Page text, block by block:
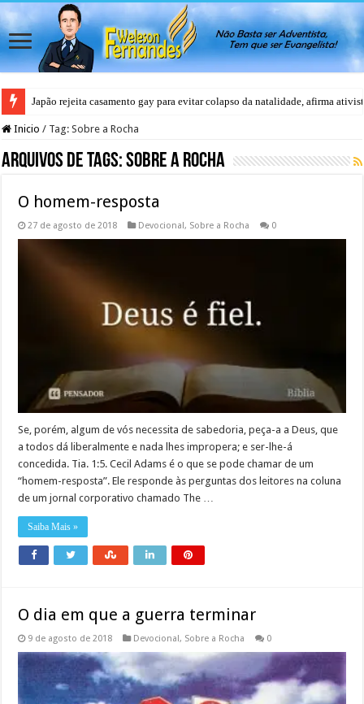
Japão rejeita casamento gay para evitar colapso da natalidade, afirma
Inicio / Tag:Sobre a Rocha
Arquivos de Tags:Sobre a Rocha
O homem-resposta
27 de agosto de 2018 Devocional, Sobre a Rocha 0
Se, porém, algum de vós necessita de sabedoria, peça-a a Deus, que
a todos dá liberalmente e nada lhes impropera; e ser-lhe-á
concedida. Tia. 1:5. Cecil Adams é o que se pode chamar de um
“homem-resposta”. Ele responde às perguntas dos leitores na coluna
de um jornal corporativo chamado The …
Saiba Mais »
O dia em que a guerra terminar
9 de agosto de 2018 Devocional, Sobre a Rocha 0